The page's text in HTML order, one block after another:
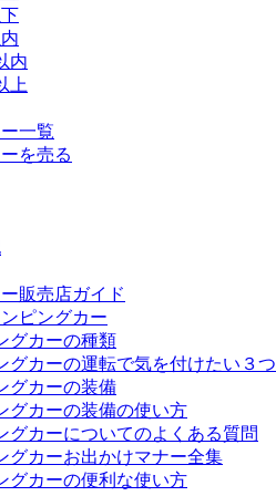
内
上
一覧
を売る
販売店ガイド
ピングカー
グカーの種類
グカーの運転で気を付けたい３
グカーの装備
グカーの装備の使い方
グカーについてのよくある質問
グカーお出かけマナー全集
グカーの便利な使い方